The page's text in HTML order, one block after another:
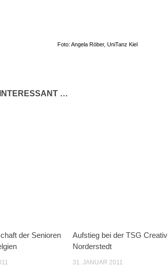
Foto: Angela Röber, UniTanz Kiel
…
der Senioren
Aufstieg bei der TSG Creativ
Norderstedt
31. JANUAR 2011